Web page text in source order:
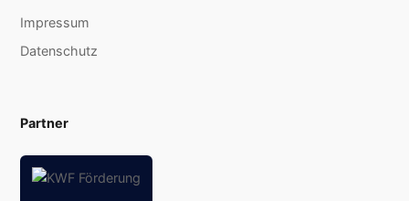
Impressum
Datenschutz
Partner